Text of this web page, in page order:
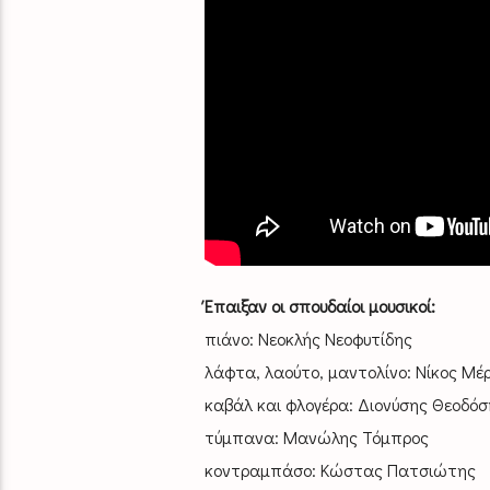
Έπαιξαν οι σπουδαίοι μουσικοί:
πιάνο: Νεοκλής Νεοφυτίδης
λάφτα, λαούτο, μαντολίνο: Νίκος
καβάλ και φλογέρα: Διονύσης
τύμπανα: Μανώλης Τόμπρος
κοντραμπάσο: Κώστας Πατσιώτης